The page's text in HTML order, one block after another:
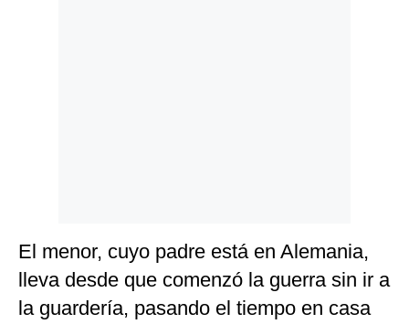
El menor, cuyo padre está en Alemania,
lleva desde que comenzó la guerra sin ir a
la guardería, pasando el tiempo en casa